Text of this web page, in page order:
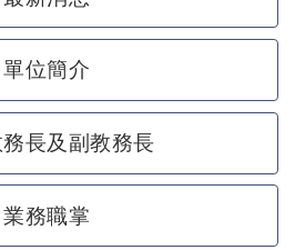
單位簡介
長及副教務長
業務職掌